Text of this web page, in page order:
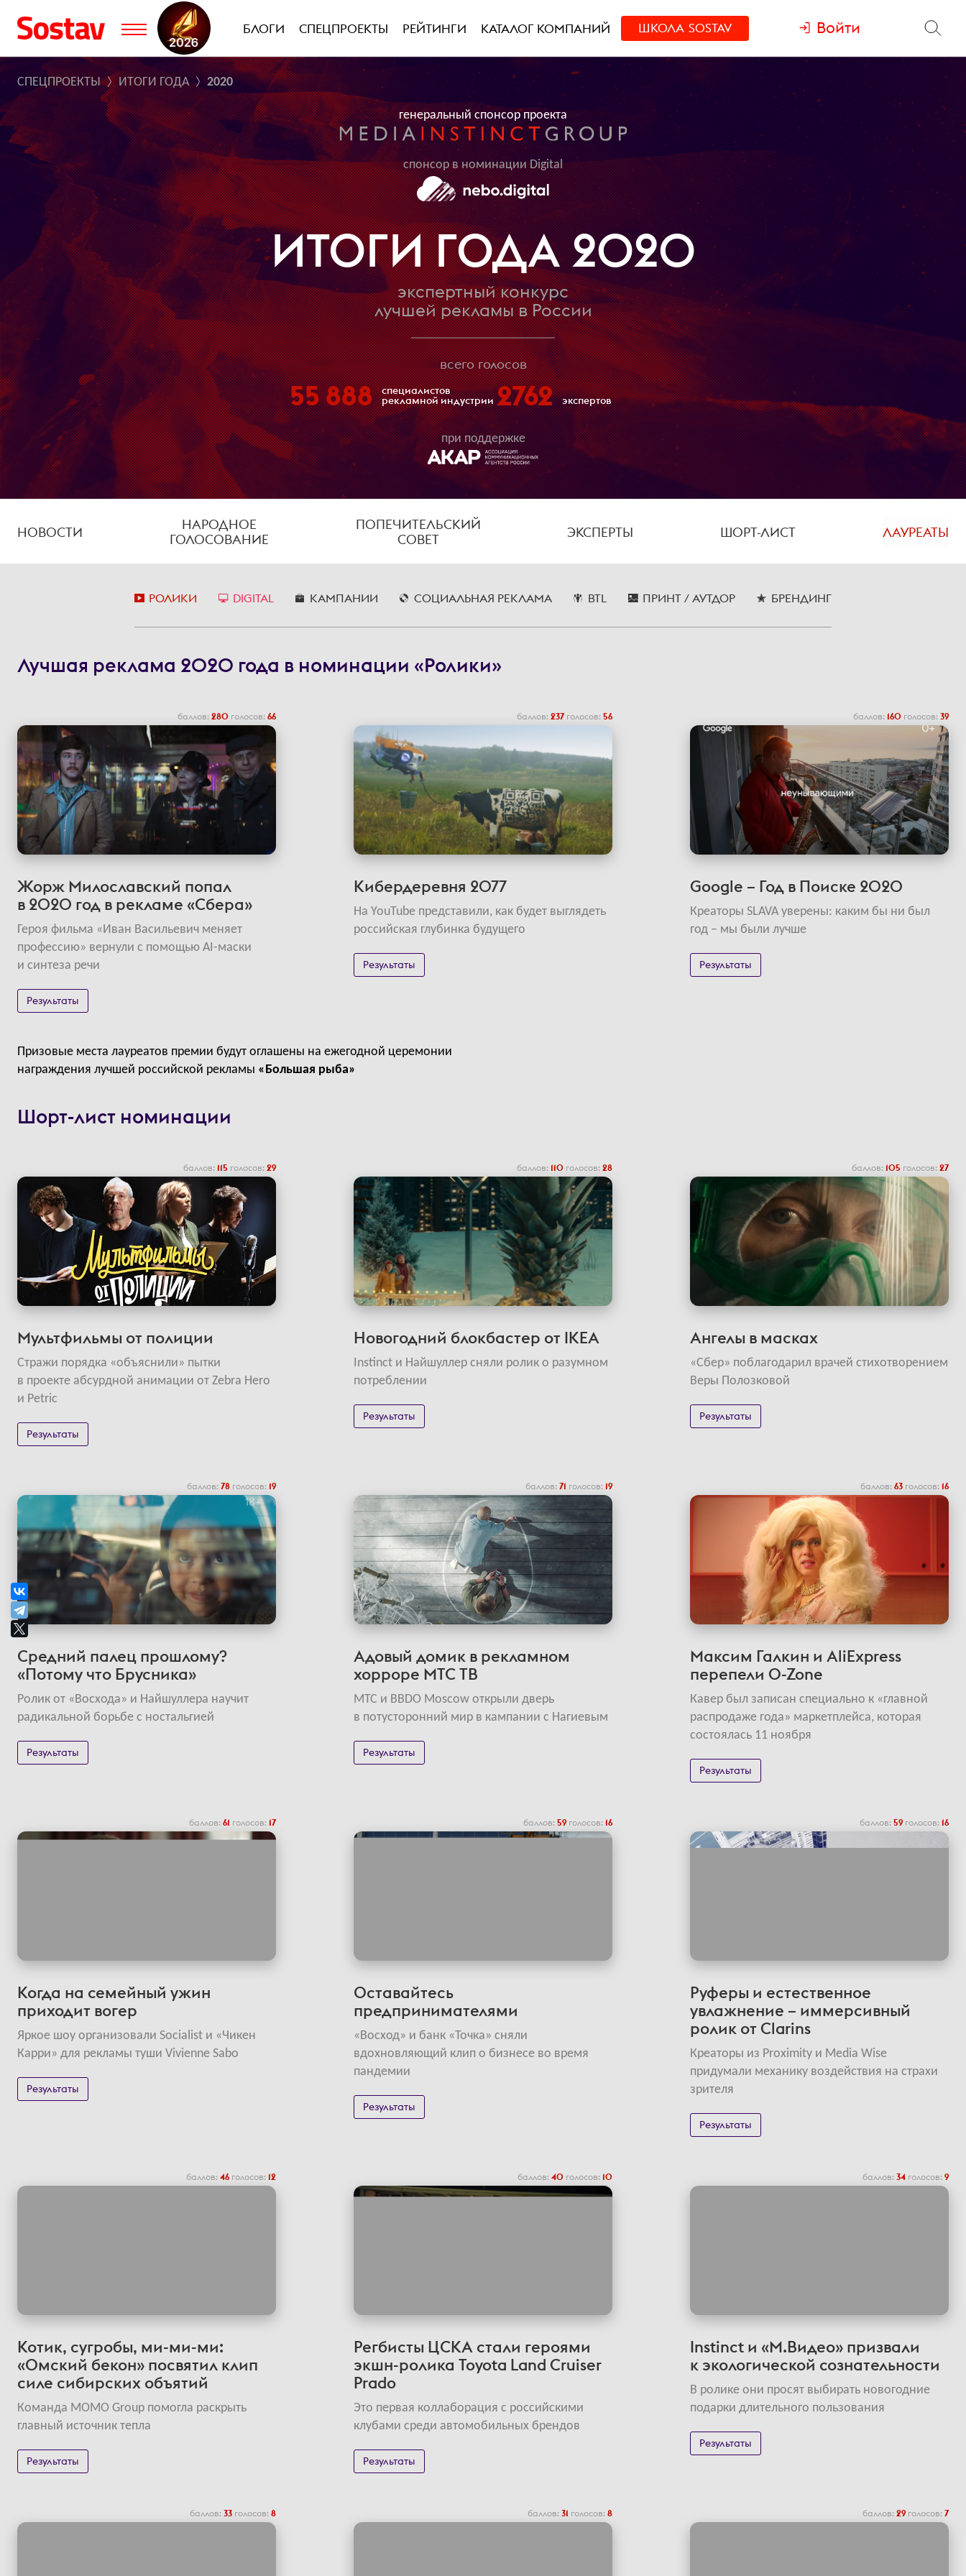
БЛОГИ СПЕЦПРОЕКТЫ РЕЙТИНГИ КАТАЛОГ КОМПАНИЙ ШКОЛА SOSTAV Войти
СПЕЦПРОЕКТЫ ИТОГИ ГОДА 2020
генеральный спонсор проекта
спонсор в номинации Digital
ИТОГИ ГОДА 2020
экспертный конкурс
лучшей рекламы в России
всего голосов
55 888 специалистов
рекламной индустрии 2762 экспертов
при поддержке
НОВОСТИ
НАРОДНОЕ
ГОЛОСОВАНИЕ
ПОПЕЧИТЕЛЬСКИЙ
СОВЕТ
ЭКСПЕРТЫ ШОРТ-ЛИСТ ЛАУРЕАТЫ
РОЛИКИ DIGITAL КАМПАНИИ СОЦИАЛЬНАЯ РЕКЛАМА BTL ПРИНТ / АУТДОР БРЕНДИНГ
Лучшая реклама 2020 года в номинации «Ролики»
баллов: 280 голосов: 66
Жорж Милославский попал
в 2020 год в рекламе «Сбера»
Героя фильма «Иван Васильевич меняет
профессию» вернули с помощью AI-маски
и синтеза речи
Результаты
баллов: 237голосов: 56
Кибердеревня 2077
На YouTube представили, как будет выглядеть
российская глубинка будущего
Результаты
баллов: 160 голосов: 39
Google – Год в Поиске 2020
Креаторы SLAVA уверены: каким бы ни был
год – мы были лучше
Результаты
Призовые места лауреатов премии будут оглашены на ежегодной церемонии
награждения лучшей российской рекламы «Большая рыба»
Шорт-лист номинации
баллов: 115 голосов: 29
Мультфильмы от полиции
Стражи порядка «объяснили» пытки
в проекте абсурдной анимации от Zebra Hero
и Petric
Результаты
баллов: 110 голосов: 28
Новогодний блокбастер от IKEA
Instinct и Найшуллер сняли ролик о разумном
потреблении
Результаты
баллов: 105 голосов: 27
Ангелы в масках
«Сбер» поблагодарил врачей стихотворением
Веры Полозковой
Результаты
баллов: 78 голосов: 19
Средний палец прошлому?
«Потому что Брусника»
Ролик от «Восхода» и Найшуллера научит
радикальной борьбе с ностальгией
Результаты
баллов: 71 голосов: 19
Адовый домик в рекламном
хорроре МТС ТВ
МТС и BBDO Moscow открыли дверь
в потусторонний мир в кампании с Нагиевым
Результаты
баллов: 63 голосов: 16
Максим Галкин и AliExpress
перепели O-Zone
Кавер был записан специально к «главной
распродаже года» маркетплейса, которая
состоялась 11 ноября
Результаты
баллов: 61 голосов: 17
Когда на семейный ужин
приходит вогер
Яркое шоу организовали Socialist и «Чикен
Карри» для рекламы туши Vivienne Sabo
Результаты
баллов: 59голосов: 16
Оставайтесь
предпринимателями
«Восход» и банк «Точка» сняли
вдохновляющий клип о бизнесе во время
пандемии
Результаты
баллов: 59голосов: 16
Руферы и естественное
увлажнение – иммерсивный
ролик от Clarins
Креаторы из Proximity и Media Wise
придумали механику воздействия на страхи
зрителя
Результаты
баллов: 46голосов: 12
Котик, сугробы, ми-ми-ми:
«Омский бекон» посвятил клип
силе сибирских объятий
Команда MOMO Group помогла раскрыть
главный источник тепла
Результаты
баллов: 40 голосов: 10
Регбисты ЦСКА стали героями
экшн-ролика Toyota Land Cruiser
Prado
Это первая коллаборация с российскими
клубами среди автомобильных брендов
Результаты
баллов: 34 голосов: 9
Instinct и «М.Видео» призвали
к экологической сознательности
В ролике они просят выбирать новогодние
подарки длительного пользования
Результаты
баллов: 33 голосов: 8 баллов: 31 голосов: 8 баллов: 29голосов: 7